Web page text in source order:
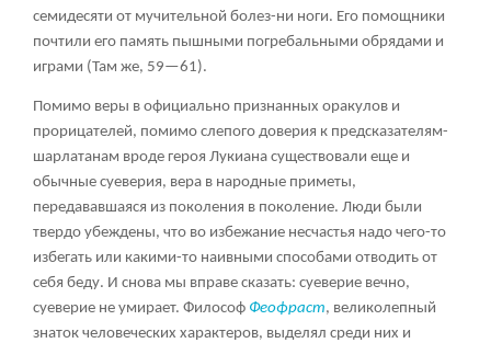
семидесяти от мучительной болез-ни ноги. Его помощники
почтили его память пышными погребальными обрядами и
играми (Там же, 59—61).
Помимо веры в официально признанных оракулов и
прорицателей, помимо слепого доверия к предсказателям-
шарлатанам вроде героя Лукиана существовали еще и
обычные суеверия, вера в народные приметы,
передававшаяся из поколения в поколение. Люди были
твердо убеждены, что во избежание несчастья надо чего-то
избегать или какими-то наивными способами отводить от
себя беду. И снова мы вправе сказать: суеверие вечно,
суеверие не умирает. Философ Феофраст, великолепный
знаток человеческих характеров, выделял среди них и